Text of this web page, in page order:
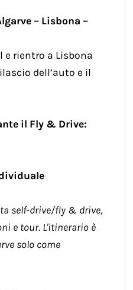
– Lisbona –
e rientro a Lisbona
dell’auto e il
il Fly & Drive:
self-drive/fly & drive,
e tour. L'itinerario è
solo come